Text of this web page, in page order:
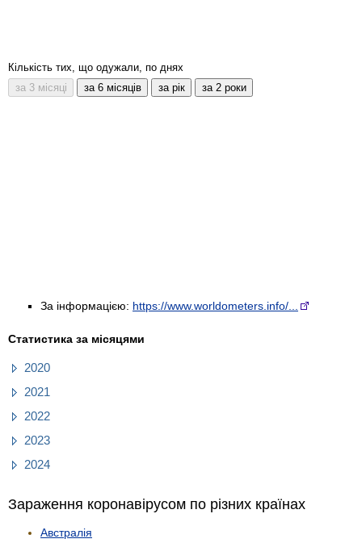
Кількість тих, що одужали, по днях
За інформацією: https://www.worldometers.info/...
Статистика за місяцями
2020
2021
2022
2023
2024
Зараження коронавірусом по різних країнах
Австралія